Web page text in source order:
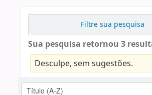
Filtre sua pesquisa
Sua pesquisa retornou 3
Desculpe, sem sugestões.